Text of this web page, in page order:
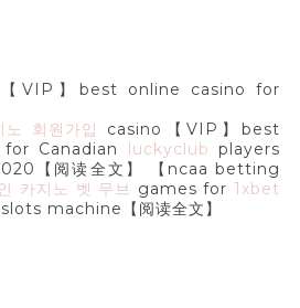
VIP】best online casino for
노 회원가입
casino【VIP】best
Canadian
luckyclub players
【阅读全文】 【ncaa betting
카지노 벳 무브 games for 1xbet
slots machine【阅读全文】